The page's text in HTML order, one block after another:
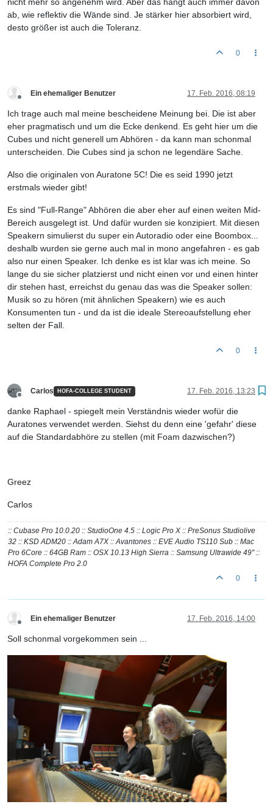
nicht mehr so angenehm wird. Aber das hängt auch immer davon
ab, wie reflektiv die Wände sind. Je stärker hier absorbiert wird,
desto größer ist auch die Toleranz.
0
Ein ehemaliger Benutzer 17. Feb. 2016, 08:19
Ich trage auch mal meine bescheidene Meinung bei. Die ist aber
eher pragmatisch und um die Ecke denkend. Es geht hier um die
Cubes und nicht generell um Abhören - da kann man schonmal
unterscheiden. Die Cubes sind ja schon ne legendäre Sache.
Also die originalen von Auratone 5C! Die es seid 1990 jetzt
erstmals wieder gibt!
Es sind "Full-Range" Abhören die aber eher auf einen weiten Mid-
Bereich ausgelegt ist. Und dafür wurden sie konzipiert. Mit diesen
Speakern simulierst du super ein Autoradio oder eine Boombox...
deshalb wurden sie gerne auch mal in mono angefahren - es gab
also nur einen Speaker. Ich denke es ist klar was ich meine. So
lange du sie sicher platzierst und nicht einen vor und einen hinter
dir stehen hast, erreichst du genau das was die Speaker sollen:
Musik so zu hören (mit ähnlichen Speakern) wie es auch
Konsumenten tun - und da ist die ideale Stereoaufstellung eher
selten der Fall.
0
Carlos HOFA-COLLEGE STUDENT 17. Feb. 2016, 13:23
danke Raphael - spiegelt mein Verständnis wieder wofür die
Auratones verwendet werden. Siehst du denn eine 'gefahr' diese
auf die Standardabhöre zu stellen (mit Foam dazwischen?)
Greez
Carlos
:: Cubase Pro 10.0.20 :: StudioOne 4.5 :: Logic Pro X :: PreSonus Studiolive
32 :: KSD ADM20 :: Adam A7X :: Avantones :: EVE Audio TS110 Sub :: Mac
Pro 6Core :: 64GB Ram :: OSX 10.13 High Sierra :: Samsung Ultrawide 49" ::
HOFA Complete Pro 2.0
0
Ein ehemaliger Benutzer 17. Feb. 2016, 14:00
Soll schonmal vorgekommen sein ...